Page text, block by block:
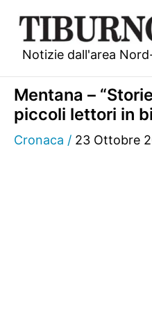
contenuto
Notizie dall'area
Mentana –
piccoli lettori in
Cronaca / 23 Ottobre